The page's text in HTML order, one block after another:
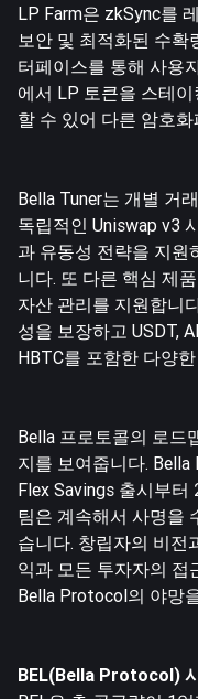
LP Farm은 zkSync를
보안 및 최적화된 수확
터페이스를 통해 사용
에서 LP 토큰을 스테
할 수 있어 다른 암호
Bella Tuner는 개별 거
독립적인 Uniswap v3
과 유동성 전략을 지원
니다. 또 다른 핵심 제
자산 관리를 지원합니
성을 보장하고 USDT,
HBTC를 포함한 다양
Bella 프로토콜의 로드
지를 보여줍니다. Bella
Flex Savings 출시부터
팀은 계속해서 사명을
습니다. 창립자의 비전
익과 모든 투자자의 접
Bella Protocol의 야망
BEL(Bella Protocol)